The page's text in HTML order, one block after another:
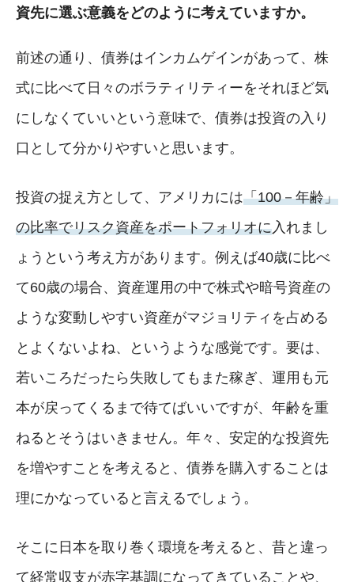
資先に選ぶ意義をどのように考えていますか。
前述の通り、債券はインカムゲインがあって、株
式に比べて日々のボラティリティーをそれほど気
にしなくていいという意味で、債券は投資の入り
口として分かりやすいと思います。
投資の捉え方として、アメリカには「100－年齢」
の比率でリスク資産をポートフォリオに入れまし
ょうという考え方があります。例えば40歳に比べ
て60歳の場合、資産運用の中で株式や暗号資産の
ような変動しやすい資産がマジョリティを占める
とよくないよね、というような感覚です。要は、
若いころだったら失敗してもまた稼ぎ、運用も元
本が戻ってくるまで待てばいいですが、年齢を重
ねるとそうはいきません。年々、安定的な投資先
を増やすことを考えると、債券を購入することは
理にかなっていると言えるでしょう。
そこに日本を取り巻く環境を考えると、昔と違っ
て経常収支が赤字基調になってきていることや、